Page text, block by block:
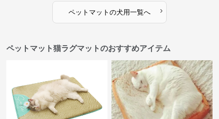
ペットマットの犬用一覧へ ›
ペットマット猫ラグマットのおすすめアイテム